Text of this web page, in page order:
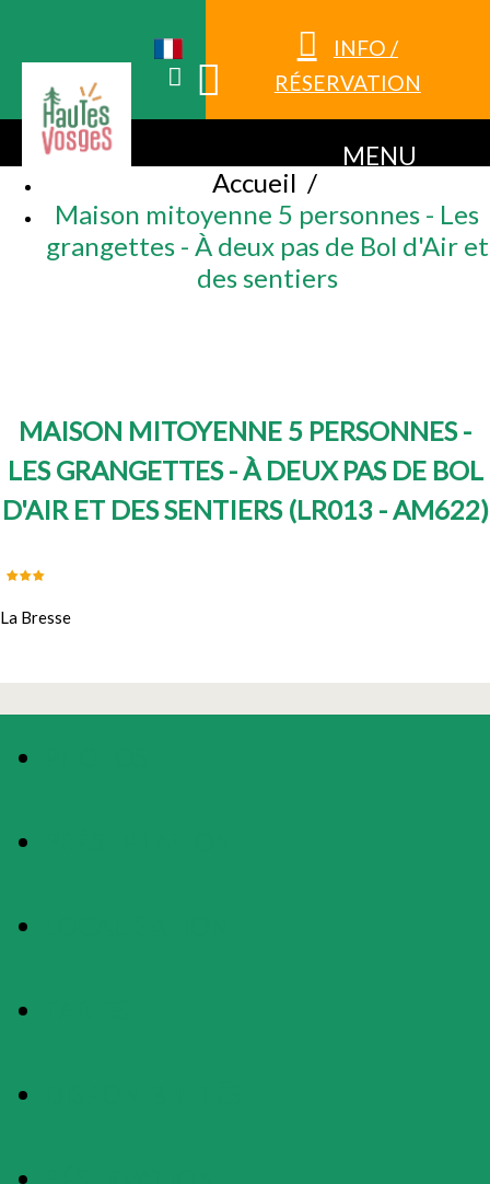
INFO /
RÉSERVATION
MENU
Accueil /
Maison mitoyenne 5 personnes - Les
grangettes - À deux pas de Bol d'Air et
des sentiers
MAISON MITOYENNE 5 PERSONNES -
LES GRANGETTES - À DEUX PAS DE BOL
D'AIR ET DES SENTIERS (LR013 - AM622)
La Bresse